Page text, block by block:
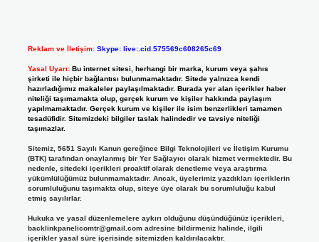
Reklam ve İletişim: Skype: live:.cid.575569c608265c69
Yasal Uyarı: Bu internet sitesi, herhangi bir marka, kurum veya şahıs
şirketi ile hiçbir bağlantısı bulunmamaktadır. Sitede yalnızca kendi
hazırladığımız makaleler paylaşılmaktadır. Burada yer alan içerikler haber
niteliği taşımamakta olup, gerçek kurum ve kişiler hakkında paylaşım
yapılmamaktadır. Gerçek kurum ve kişiler ile isim benzerlikleri tamamen
tesadüfidir. Sitemizdeki bilgiler taslak halindedir ve tavsiye niteliği
taşımazlar.
Sitemiz, 5651 Sayılı Kanun gereğince Bilgi Teknolojileri ve İletişim Kurumu
(BTK) tarafından onaylanmış bir Yer Sağlayıcı olarak hizmet vermektedir. Bu
nedenle, sitedeki içerikleri proaktif olarak denetleme veya araştırma
yükümlülüğümüz bulunmamaktadır. Ancak, üyelerimiz yazdıkları içeriklerin
sorumluluğunu taşımakta olup, siteye üye olarak bu sorumluluğu kabul
etmiş sayılırlar.
Hukuka ve yasal düzenlemelere aykırı olduğunu düşündüğünüz içerikleri,
backlinkpanelicomtr@gmail.comadresine bildirmeniz halinde, ilgili
içerikler yasal süre içerisinde sitemizden kaldırılacaktır.